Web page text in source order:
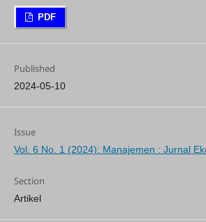
PDF
Published
2024-05-10
Issue
Vol. 6 No. 1 (2024): Manajemen : Jurnal
Section
Artikel